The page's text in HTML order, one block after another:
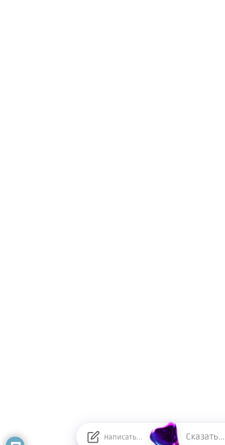
Сказать...